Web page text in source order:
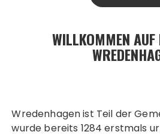
WILLKOMMEN AUF
Wredenhagen ist Teil der Gemeinde Eldetal und
wurde bereits 1284 erstmals